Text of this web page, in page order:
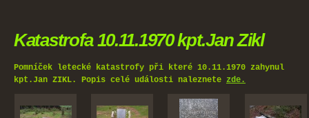
Katastrofa 10.11.1970 kpt.Jan Zikl
Pomníček letecké katastrofy při které 10.11.1970 zahynul
kpt.Jan ZIKL. Popis celé události naleznete zde.